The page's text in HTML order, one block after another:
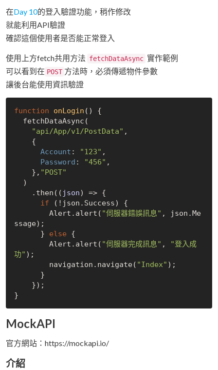
在Day 10的登入驗證功能，稍作修改
就能利用API驗證
確認這個使用者是否能正常登入
使用上方fetch共用方法 fetchDataAsync 實作範例
可以看到在 POST 方法時，必須傳遞物件參數
讓後台能使用資訊驗證
function onLogin ( ) {
"api/App/v1/PostData" ,
Account : "123" ,
Password : "456" ,
    },
"POST"
    .then(
( json) => {
if (!json.Success) {
        Alert.alert(
"伺服器錯誤訊息" , json.Me
ssage);
      }
else {
        Alert.alert(
"伺服器完成訊息" ,
"登入成
功" );
        navigation.navigate(
"Index" );
MockAPI
官方網站：https://mockapi.io/
介紹